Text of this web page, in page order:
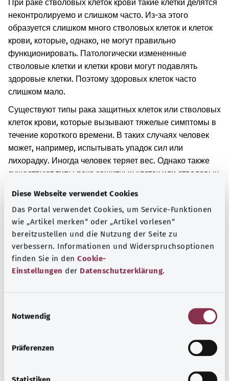
Diese Webseite verwendet Cookies
Das Portal verwendet Cookies, um Service-Funktionen
wie „Artikel merken“ oder „Artikel vorlesen“
bereitzustellen und die Nutzung der Seite zu
verbessern. Informationen und Widerspruchsoptionen
finden Sie in den Cookie-
Einstellungen der Datenschutzerklärung.
Notwendig
Präferenzen
При раке стволовых клеток крови такие клетки делятся
неконтролируемо и слишком часто. Из-за этого
образуется слишком много стволовых клеток и клеток
крови, которые, однако, не могут правильно
функционировать. Патологически измененные
стволовые клетки и клетки крови могут подавлять
здоровые клетки. Поэтому здоровых клеток часто
слишком мало.
Существуют типы рака защитных клеток или стволовых
клеток крови, которые вызывают тяжелые симптомы в
течение короткого времени. В таких случаях человек
может, например, испытывать упадок сил или
лихорадку. Иногда человек теряет вес. Однако также
существуют типы рака защитных клеток или стволовых
которые вначале вызывают лишь незначительные
симптомы.
Дополнительные обозначения
Указание
Источник
Предоставлено некоммерческой организацией Was
hab’ ich? GmbH по поручению Bundesministerium für
здравоохранения).